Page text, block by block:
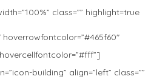
class=”” highlight=true
building” align=”left” class=””